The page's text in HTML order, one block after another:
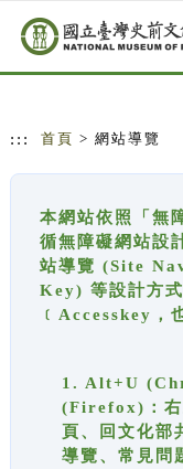
跳到主要內容
網站導覽
::: 首頁 > 網站導覽
本網站依照「無
循無障礙網站設
站導覽 (Site
Key) 等設計方
﹝Accesskey，
1. Alt+U
(Firefox)：右
頁、回文化部
導覽、常見問